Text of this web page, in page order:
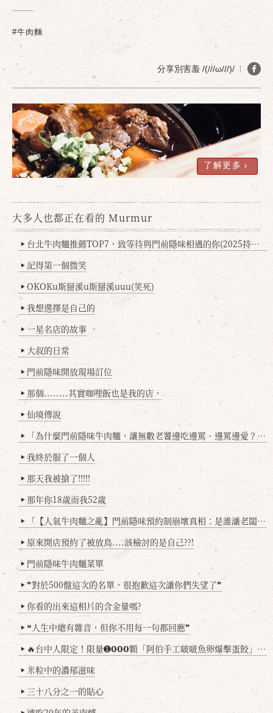
#牛肉麵
分享別害羞 /(///ω///)/
了解更多
大多人也都正在看的 Murmur
▶ 台北牛肉麵推薦TOP7，致等待與門前隱味相遇的你(2025持續更新
▶ 記得第一個微笑
▶ OKOKu斯掰溪u斯掰溪uuu(笑死)
▶ 我想選擇是自己的
▶ 一星名店的故事
▶ 大叔的日常
▶ 門前隱味開放現場訂位
▶ 那個........其實咖哩飯也是我的店，
▶ 仙境傳說
▶ 「為什麼門前隱味牛肉麵，讓無數老饕邊吃邊罵、邊罵邊愛？小辣雞揭密！」
▶ 我終於服了一個人
▶ 那天我被搶了!!!!!
▶ 那年你18歲而我52歲
▶ 「【人氣牛肉麵之亂】門前隱味預約制崩壞真相：是誰讓老闆心灰意冷？」
▶ 原來開店預約了被放鳥....該檢討的是自己??!
▶ 門前隱味牛肉麵菜單
▶ ❞對於500盤這次的名單，很抱歉這次讓你們失望了❞
▶ 你看的出來這相片的含金量嗎?
▶ ❝人生中總有雜音，但你不用每一句都回應❞
▶ 🔥台中人限定！限量➊𝟬𝟬𝟬顆「阿伯手工啵啵魚卵爆擊蛋餃」台北已被搶爆2萬顆，最後名額門前隱味只留給你！🥟💥
▶ 米粒中的濃郁滋味
▶ 三十八分之一的貼心